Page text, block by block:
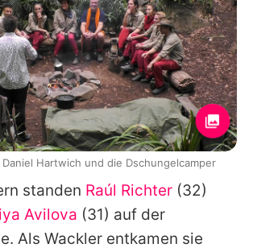
standen Raúl Richter (32)
Avilova (31) auf der
Als Wackler entkamen sie
Hartwich und die Dschungelcamper